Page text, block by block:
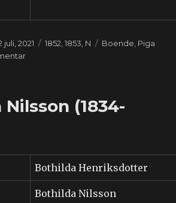
juli, 2021 Kategorier
1852 ,1853 N Etiketter
Boende Piga
till
(1834-
Bothilda Henriksdotter
Bothilda Nilsson